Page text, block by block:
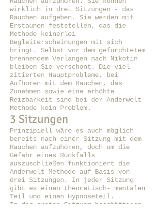
wirklich in drei Sitzungen - das
Rauchen aufgeben. Sie werden mit
Erstaunen feststellen, das die
Methode keinerlei
Begleiterscheinungen mit sich
bringt. Selbst vor dem gefürchtetem
brennendem Verlangen nach Nikotin
bleiben Sie verschont. Die viel
zitierten Hauptprobleme, bei
Aufhören mit dem Rauchen, das
Zunehmen sowie eine erhöhte
Reizbarkeit sind bei der Anderwelt
Methode kein Problem.
3 Sitzungen
Prinzipiell wäre es auch möglich
bereits nach einer Sitzung mit dem
Rauchen aufzuhören, doch um die
Gefahr eines Rückfalls
auszuschließen funktioniert die
Anderwelt Methode auf Basis von
drei Sitzungen. In jeder Sitzung
gibt es einen theoretisch- mentalen
Teil und einen Hypnoseteil.
In der ersten Sitzung beschäftigen